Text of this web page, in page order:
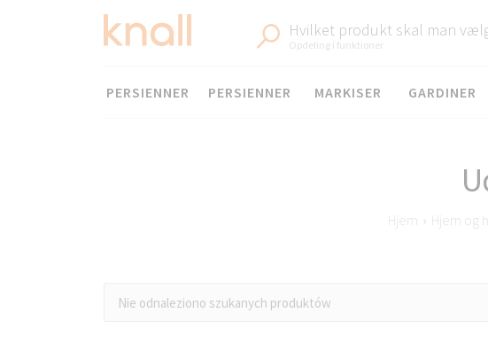
Hvilket produkt skal man
Opdeling i funktioner
Menu
PERSIENNER PERSIENNER MARKISER GARDINER
Hjem › Hjem og
Havemøbelsæt og matchende
Nie odnaleziono szukanych produktów